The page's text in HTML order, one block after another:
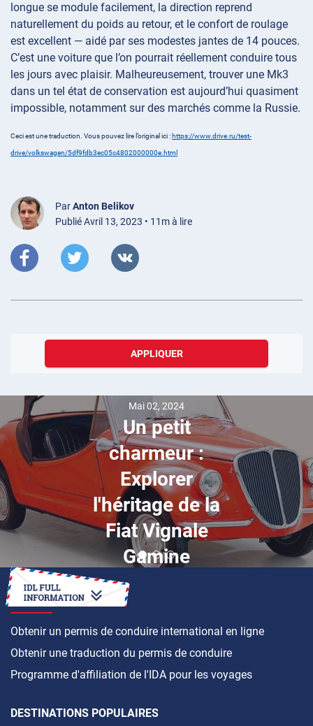
longue se module facilement, la direction reprend
naturellement du poids au retour, et le confort de roulage
est excellent — aidé par ses modestes jantes de 14 pouces.
C’est une voiture que l’on pourrait réellement conduire tous
les jours avec plaisir. Malheureusement, trouver une Mk3
dans un tel état de conservation est aujourd’hui quasiment
impossible, notamment sur des marchés comme la Russie.
Ceci est une traduction. Vous pouvez lire l’original ici : https://www.drive.ru/test-
drive/volkswagen/5df9fdb3ec05c4802000000e.html
ParAnton Belikov
Publié Avril 13, 2023 • 11m à lire
APPLIQUER
Mai 02, 2024
Un petit
charmeur :
Explorer
l'héritage de la
Fiat Vignale
Gamine
COMMENT FAIRE
Obtenir un permis de conduire international en ligne
Obtenir une traduction du permis de conduire
Programme d'affiliation de l'IDA pour les voyages
DESTINATIONS POPULAIRES